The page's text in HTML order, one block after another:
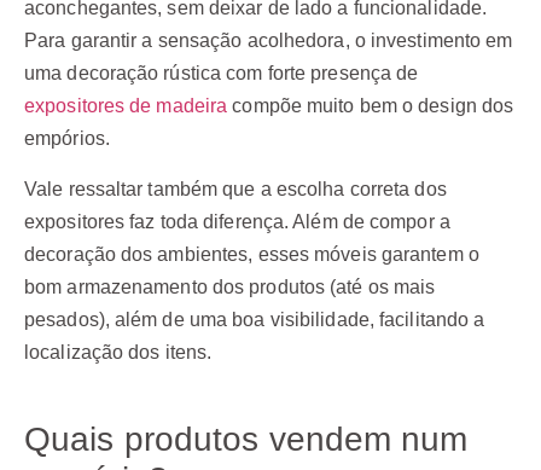
aconchegantes, sem deixar de lado a funcionalidade.
Para garantir a sensação acolhedora, o investimento em
uma decoração rústica com forte presença de
expositores de madeira compõe muito bem o design dos
empórios.
Vale ressaltar também que a escolha correta dos
expositores faz toda diferença. Além de compor a
decoração dos ambientes, esses móveis garantem o
bom armazenamento dos produtos (até os mais
pesados), além de uma boa visibilidade, facilitando a
localização dos itens.
Quais produtos vendem num